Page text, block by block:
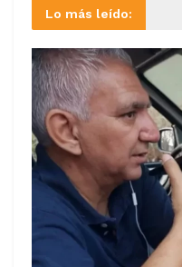
Lo más leído: